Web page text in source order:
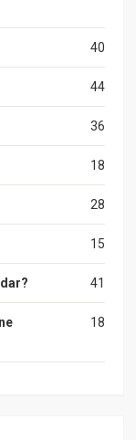
40
44
36
18
28
15
41
18